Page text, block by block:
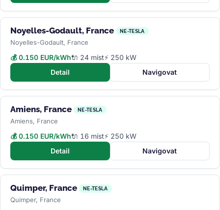
Noyelles-Godault, France NE-TESLA
Noyelles-Godault, France
💰 0.150 EUR/kWh🔌 24 míst⚡ 250 kW
Detail
Navigovat
Amiens, France NE-TESLA
Amiens, France
💰 0.150 EUR/kWh🔌 16 míst⚡ 250 kW
Detail
Navigovat
Quimper, France NE-TESLA
Quimper, France